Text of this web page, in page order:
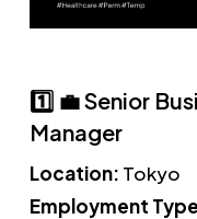
1️⃣ 💼 Senior
Manager
Location: Tokyo
Employment